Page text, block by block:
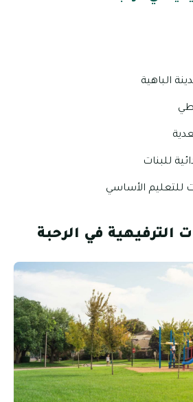
الباهية
للبنات
للتعليم الأساسي
الترفيهية في الرحبة